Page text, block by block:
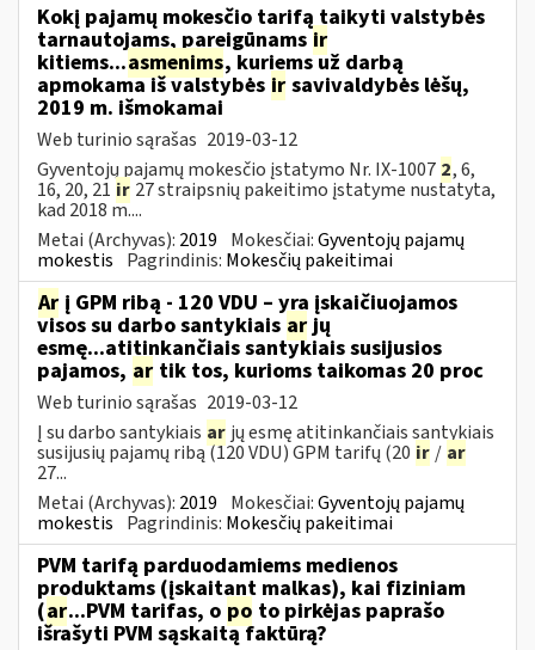
Kokį pajamų mokesčio tarifą taikyti valstybės
tarnautojams, pareigūnams ir
kitiems...asmenims, kuriems už darbą
apmokama iš valstybės ir savivaldybės lėšų,
2019 m. išmokamai
Web turinio sąrašas 2019-03-12
Gyventojų pajamų mokesčio įstatymo Nr. IX-1007 2, 6,
16, 20, 21 ir 27 straipsnių pakeitimo įstatyme nustatyta,
kad 2018 m....
Metai (Archyvas): 2019 Mokesčiai:Gyventojų pajamų
mokestis Pagrindinis: Mokesčių pakeitimai
Ar į GPM ribą - 120 VDU – yra įskaičiuojamos
visos su darbo santykiais arjų
esmę...atitinkančiais santykiais susijusios
pajamos, ar tik tos, kurioms taikomas 20 proc
Web turinio sąrašas 2019-03-12
Į su darbo santykiais ar jų esmę atitinkančiais santykiais
susijusių pajamų ribą (120 VDU) GPM tarifų (20 ir / ar
27...
Metai (Archyvas): 2019 Mokesčiai:Gyventojų pajamų
mokestis Pagrindinis: Mokesčių pakeitimai
PVM tarifą parduodamiems medienos
produktams (įskaitant malkas), kai fiziniam
(ar...PVM tarifas, o po to pirkėjas paprašo
išrašyti PVM sąskaitą faktūrą?